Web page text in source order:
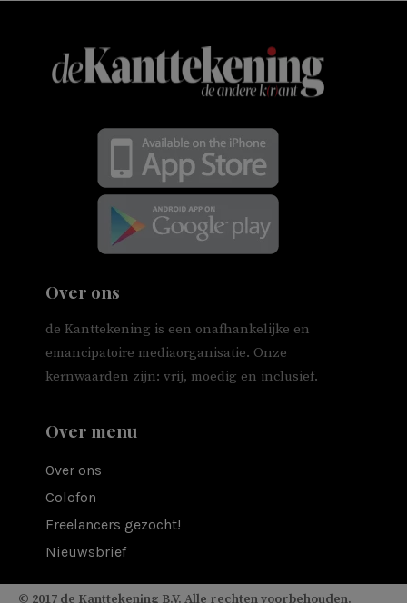
Over ons
de Kanttekening is een onafhankelijke en
emancipatoire mediaorganisatie. Onze
kernwaarden zijn: vrij, moedig en inclusief.
Over menu
Over ons
Colofon
Freelancers gezocht!
Nieuwsbrief
© 2017 de Kanttekening B.V. Alle rechten voorbehouden.